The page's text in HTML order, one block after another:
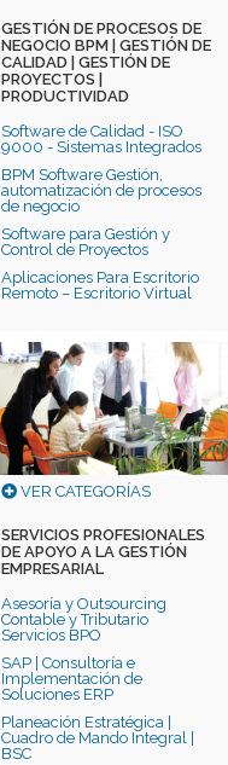
GESTIÓN DE PROCESOS DE
NEGOCIO BPM | GESTIÓN DE
CALIDAD | GESTIÓN DE
PROYECTOS |
PRODUCTIVIDAD
Software de Calidad - ISO
9000 - Sistemas Integrados
BPM Software Gestión,
automatización de procesos
de negocio
Software para Gestión y
Control de Proyectos
Aplicaciones Para Escritorio
Remoto – Escritorio Virtual
VER CATEGORÍAS
SERVICIOS PROFESIONALES
DE APOYO A LA GESTIÓN
EMPRESARIAL
Asesoría y Outsourcing
Contable y Tributario
Servicios BPO
SAP | Consultoría e
Implementación de
Soluciones ERP
Planeación Estratégica |
Cuadro de Mando Integral |
BSC